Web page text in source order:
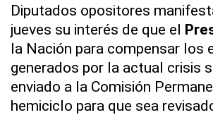
Diputados opositores
jueves su interés de que el
la Nación para compensar los
generados por la actual crisis
enviado a la Comisión
hemiciclo para que sea